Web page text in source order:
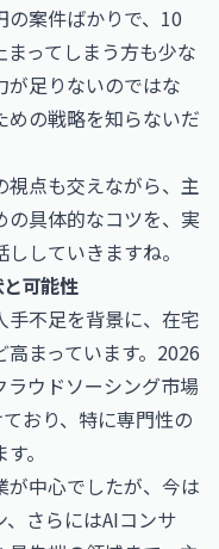
の案件ばかりで、10
ってしまう方も少な
が足りないのではな
めの戦略を知らないだ
点も交えながら、主
具体的なコツを、実
していきますね。
可能性
不足を背景に、在宅
まっています。2026
ウドソーシング市場
おり、特に専門性の
。
中心でしたが、今は
、さらにはAIコンサ